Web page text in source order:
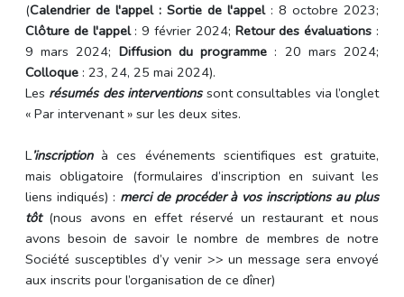
(Calendrier de l'appel : Sortie de l'appel: 8 octobre 2023;
Clôture de l'appel: 9 février 2024; Retour des évaluations :
9 mars 2024; Diffusion du programme : 20 mars 2024;
Colloque : 23, 24, 25 mai 2024).
Les résumés des interventionssont consultables via l’onglet
« Par intervenant » sur les deux sites.
L’inscriptionà ces événements scientifiques est gratuite,
mais obligatoire (formulaires d’inscription en suivant les
liens indiqués) : merci de procéder à vos inscriptions au plus
tôt (nous avons en effet réservé un restaurant et nous
avons besoin de savoir le nombre de membres de notre
Société susceptibles d’y venir >> un message sera envoyé
aux inscrits pour l’organisation de ce dîner)